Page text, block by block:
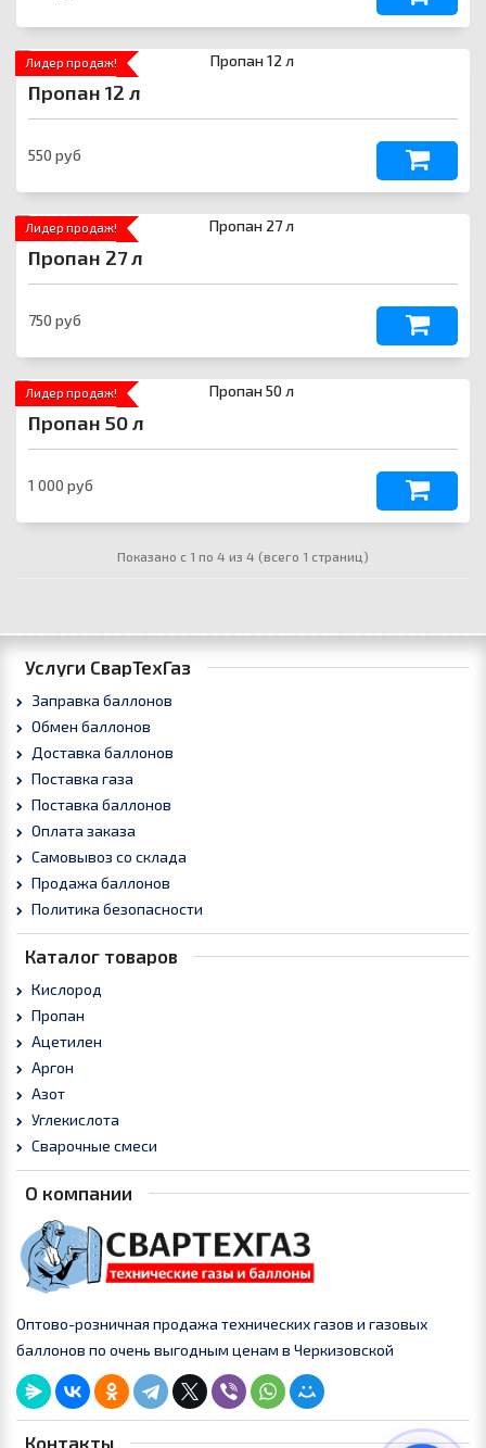
Лидер продаж!
Пропан 12 л
550 руб
Лидер продаж!
Пропан 27 л
750 руб
Лидер продаж!
Пропан 50 л
1 000 руб
Показано с 1 по 4 из 4 (всего 1 страниц)
Услуги СварТехГаз
Заправка баллонов
Обмен баллонов
Доставка баллонов
Поставка газа
Поставка баллонов
Оплата заказа
Самовывоз со склада
Продажа баллонов
Политика безопасности
Каталог товаров
Кислород
Пропан
Ацетилен
Аргон
Азот
Углекислота
Сварочные смеси
О компании
Оптово-розничная продажа технических газов и газовых
баллонов по очень выгодным ценам в Черкизовской
Контакты